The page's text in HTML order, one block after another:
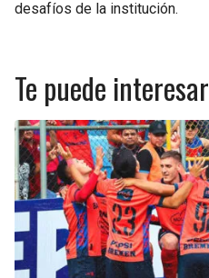
desafíos de la institución.
Te puede interesar